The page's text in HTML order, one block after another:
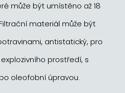
může být umístěno až 18
materiál může být
antistatický, pro
prostředí, s
oleofobní úpravou.